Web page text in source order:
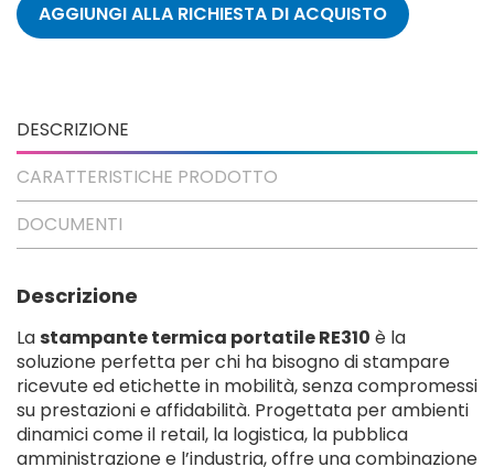
AGGIUNGI ALLA RICHIESTA DI ACQUISTO
DESCRIZIONE
CARATTERISTICHE PRODOTTO
DOCUMENTI
Descrizione
Lastampante termica portatile RE310 è la
soluzione perfetta per chi ha bisogno di stampare
ricevute ed etichette in mobilità, senza compromessi
su prestazioni e affidabilità. Progettata per ambienti
dinamici come il retail, la logistica, la pubblica
amministrazione e l’industria, offre una combinazione